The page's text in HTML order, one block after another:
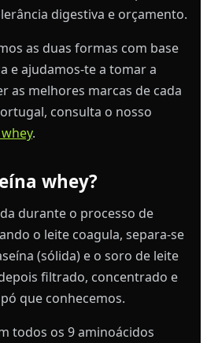
digestiva e orçamento.
as duas formas com base
e ajudamos-te a tomar a
as melhores marcas de cada
consulta o nosso
.
whey?
durante o processo de
o leite coagula, separa-se
(sólida) e o soro de leite
filtrado, concentrado e
que conhecemos.
todos os 9 aminoácidos